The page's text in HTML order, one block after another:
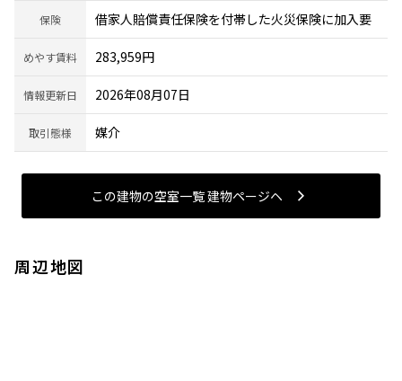
保険 借家人賠償責任保険を付帯した火災保険に加入要
めやす賃料 283,959円
情報更新日 2026年08月07日
取引態様 媒介
この建物の空室一覧 建物ページヘ
周辺地図